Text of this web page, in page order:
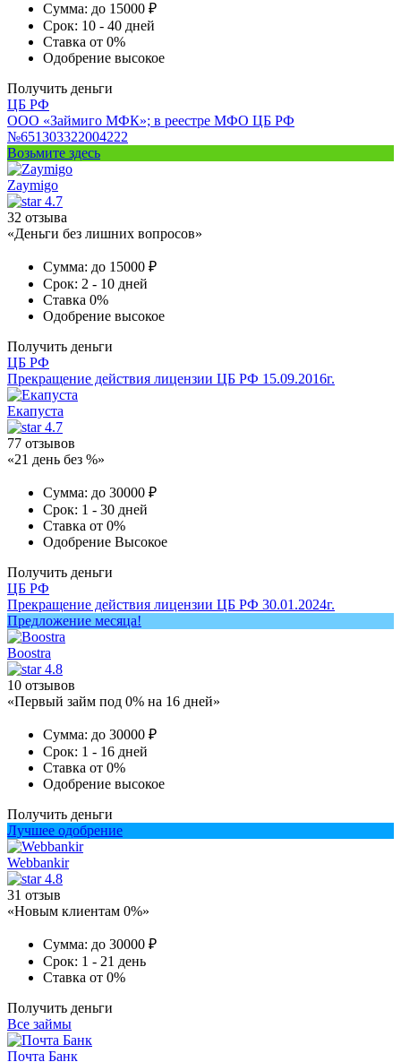
Сумма: до 15000 ₽
Срок: 10 - 40 дней
Ставка от 0%
Одобрение высокое
Получить деньги
ЦБ РФ
ООО «Займиго МФК»; в реестре МФО ЦБ РФ
№651303322004222
Возьмите здесь
Zaymigo
4.7
32 отзыва
«Деньги без лишних вопросов»
Сумма: до 15000 ₽
Срок: 2 - 10 дней
Ставка 0%
Одобрение высокое
Получить деньги
ЦБ РФ
Прекращение действия лицензии ЦБ РФ 15.09.2016г.
Екапуста
4.7
77 отзывов
«21 день без %»
Сумма: до 30000 ₽
Срок: 1 - 30 дней
Ставка от 0%
Одобрение Высокое
Получить деньги
ЦБ РФ
Прекращение действия лицензии ЦБ РФ 30.01.2024г.
Предложение месяца!
Boostra
4.8
10 отзывов
«Первый займ под 0% на 16 дней»
Сумма: до 30000 ₽
Срок: 1 - 16 дней
Ставка от 0%
Одобрение высокое
Получить деньги
Лучшее одобрение
Webbankir
4.8
31 отзыв
«Новым клиентам 0%»
Сумма: до 30000 ₽
Срок: 1 - 21 день
Ставка от 0%
Получить деньги
Все займы
Почта Банк